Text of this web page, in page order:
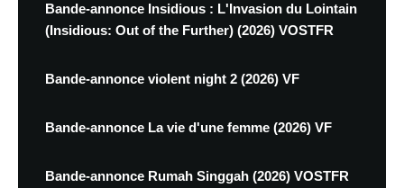
Bande-annonce Insidious : L'Invasion du Lointain
(Insidious: Out of the Further) (2026) VOSTFR
Bande-annonce violent night 2 (2026) VF
Bande-annonce La vie d'une femme (2026) VF
Bande-annonce Rumah Singgah (2026) VOSTFR